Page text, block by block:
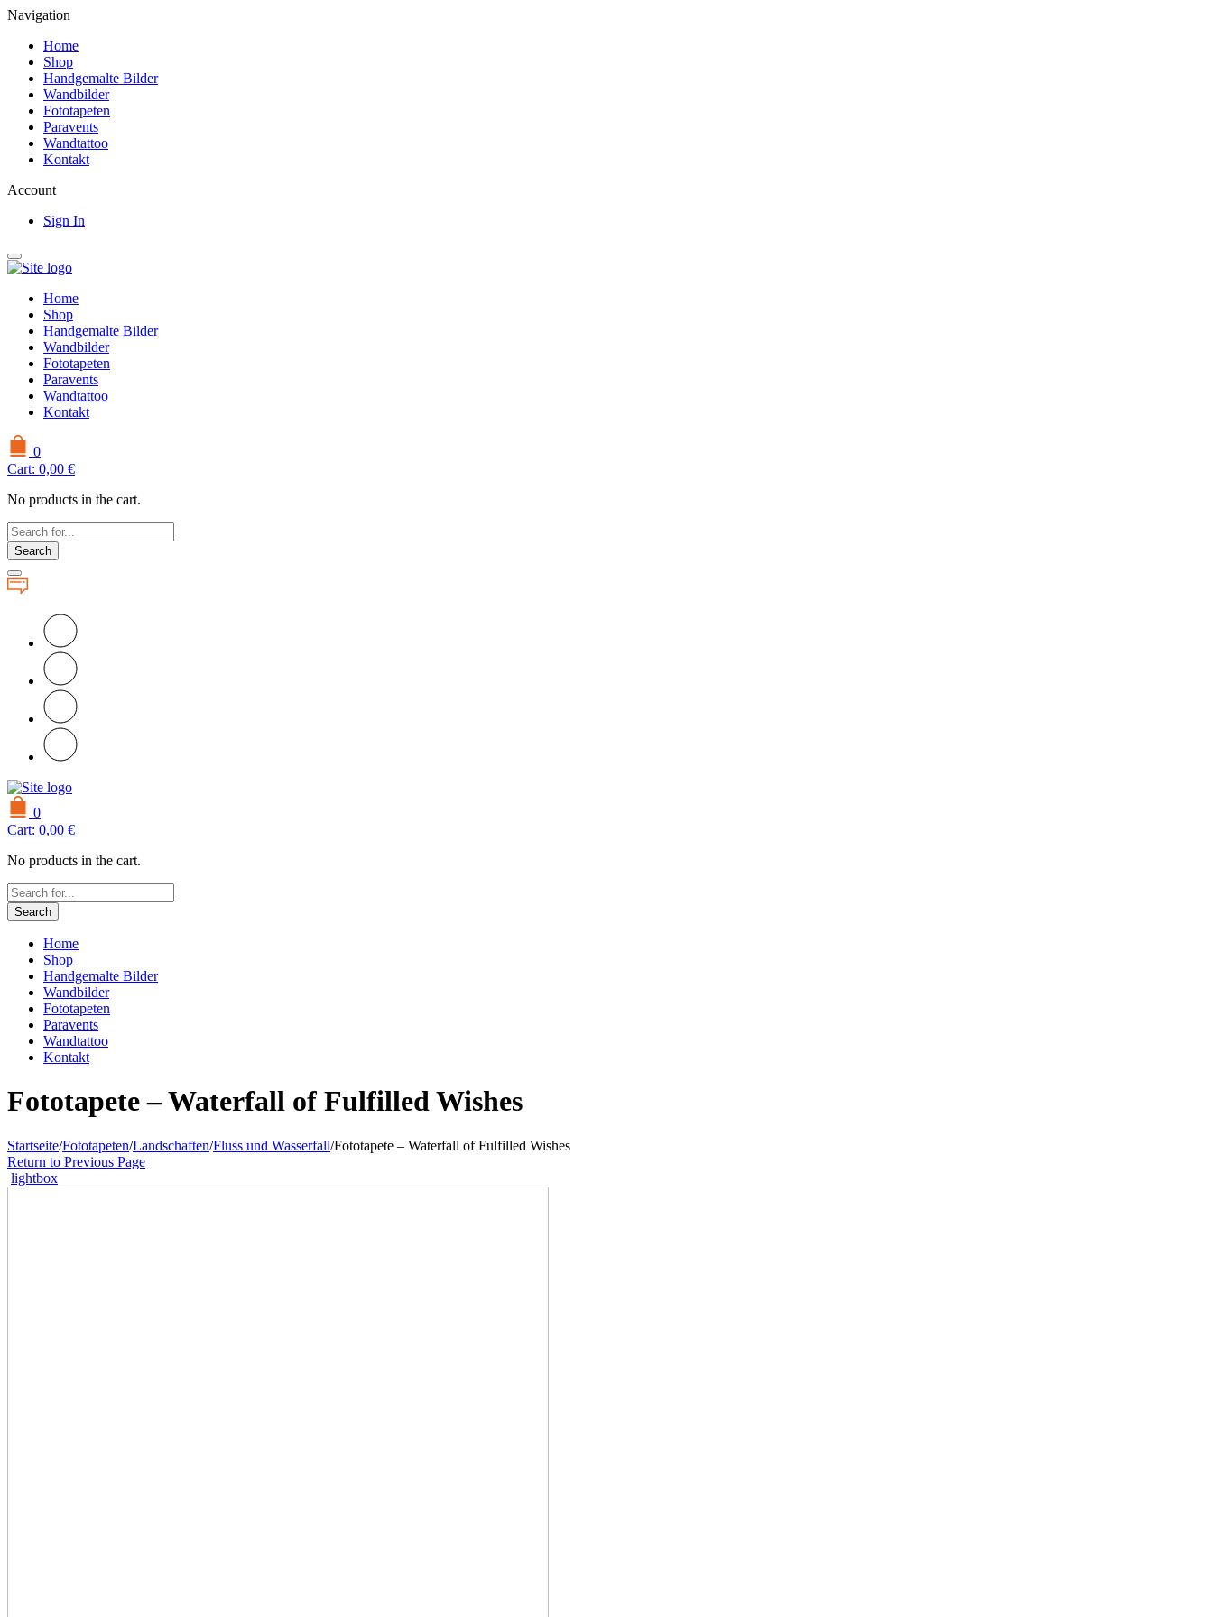
Navigation
Home
Shop
Handgemalte Bilder
Wandbilder
Fototapeten
Paravents
Wandtattoo
Kontakt
Account
Sign In
Home
Shop
Handgemalte Bilder
Wandbilder
Fototapeten
Paravents
Wandtattoo
Kontakt
0
Cart: 0,00 €
No products in the cart.
Search
0
Cart: 0,00 €
No products in the cart.
Search
Home
Shop
Handgemalte Bilder
Wandbilder
Fototapeten
Paravents
Wandtattoo
Kontakt
Fototapete – Waterfall of Fulfilled Wishes
Startseite/Fototapeten/Landschaften/Fluss und Wasserfall/Fototapete – Waterfall of Fulfilled Wishes
Return to Previous Page
lightbox